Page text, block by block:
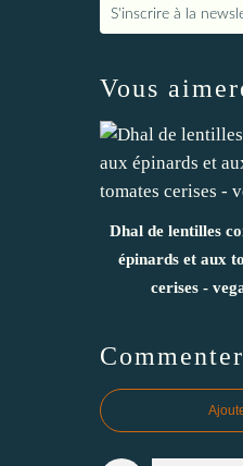
S'inscrire à la
Vous
Dhal de lentilles
épinards et aux
cerises -